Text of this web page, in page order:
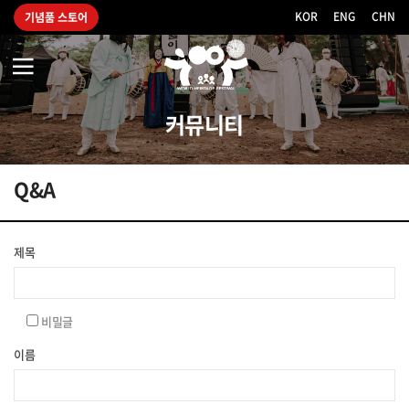
2021
세
계
산
축
전
KOR ENG CHN
기념품 스토어
커뮤니티
Q&A
제목
비밀글
이름